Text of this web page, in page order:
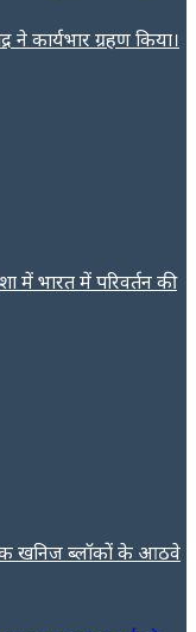
कार्यभार ग्रहण किया।
में भारत में परिवर्तन की
खनिज ब्लॉकों के आठवे